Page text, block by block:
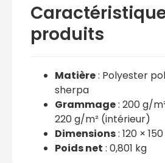
produits
Matière: Polyester
sherpa
Grammage: 200 g/
220 g/m² (intérieur)
Dimensions: 120 ×
Poids net : 0,801 kg